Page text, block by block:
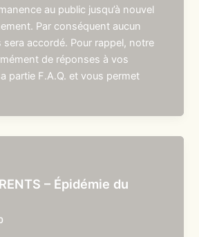
au public jusqu’à nouvel
Par conséquent aucun
accordé. Pour rappel, notre
de réponses à vos
partie F.A.Q. et vous permet
– Épidémie du